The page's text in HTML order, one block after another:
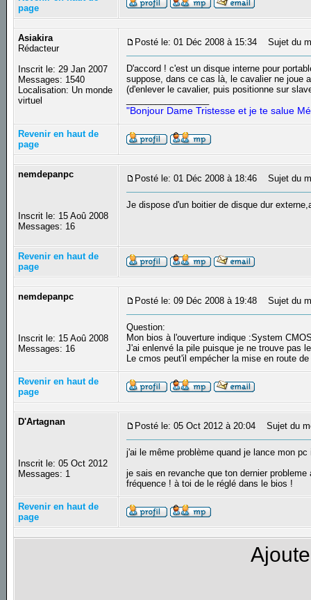
page
Asiakira
Rédacteur
Inscrit le: 29 Jan 2007
Messages: 1540
Localisation: Un monde
virtuel
Posté le: 01 Déc 2008 à 15:34 Sujet du
D'accord ! c'est un disque interne pour
suppose, dans ce cas là, le cavalier ne joue
(d'enlever le cavalier, puis positionne sur
"Bonjour Dame Tristesse et je te salue
Revenir en haut de
page
nemdepanpc
Inscrit le: 15 Aoû 2008
Messages: 16
Posté le: 01 Déc 2008 à 18:46 Sujet du
Je dispose d'un boitier de disque dur
Revenir en haut de
page
nemdepanpc
Inscrit le: 15 Aoû 2008
Messages: 16
Posté le: 09 Déc 2008 à 19:48 Sujet du
Question:
Mon bios à l'ouverture indique :System
J'ai enlenvé la pile puisque je ne trouve pas
Le cmos peut'il empécher la mise en route
Revenir en haut de
page
D'Artagnan
Inscrit le: 05 Oct 2012
Messages: 1
Posté le: 05 Oct 2012 à 20:04 Sujet du
j'ai le même problème quand je lance mon
je sais en revanche que ton dernier
fréquence ! à toi de le réglé dans le bios !
Revenir en haut de
page